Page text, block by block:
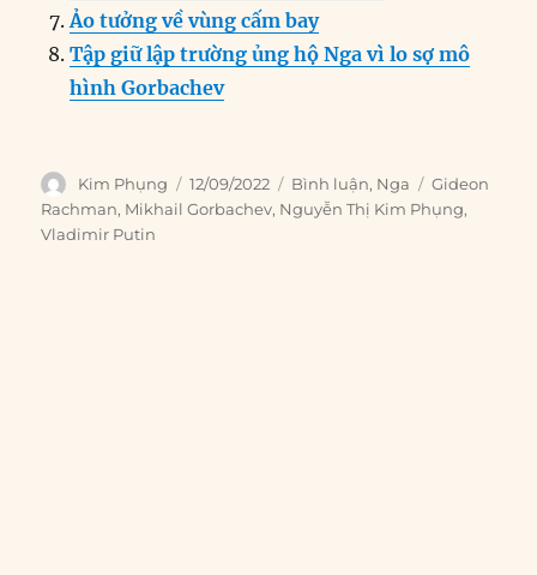
Ảo tưởng về vùng cấm bay
Tập giữ lập trường ủng hộ Nga vì lo sợ mô
hình Gorbachev
Author
Kim Phụng
Posted
on
12/09/2022 Categories
Bình luận, Nga Tags
Gideon
Rachman, Mikhail Gorbachev, Nguyễn Thị Kim Phụng,
Vladimir Putin